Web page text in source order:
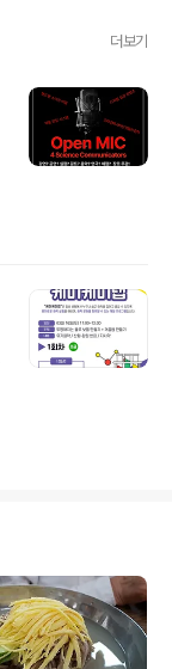
더보기